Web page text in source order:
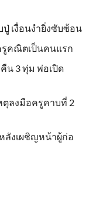
เงื่อนงำยิ่งซับซ้อน
รูคณิตเป็นคนแรก
น 3 ทุ่ม พ่อเปิด
ตุลงมือครูคาบที่ 2
ลังเผชิญหน้าผู้ก่อ